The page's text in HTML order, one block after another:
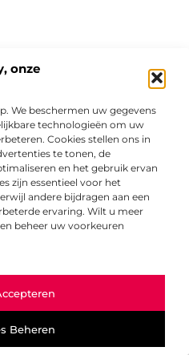
onze
We beschermen uw gegevens
technologieën om uw
Cookies stellen ons in
te tonen, de
en het gebruik ervan
zijn essentieel voor het
andere bijdragen aan een
ervaring. Wilt u meer
en beheer uw voorkeuren
Beheren
AANBIEDINGEN
waarop we voetbal beleven
van wedstrijden